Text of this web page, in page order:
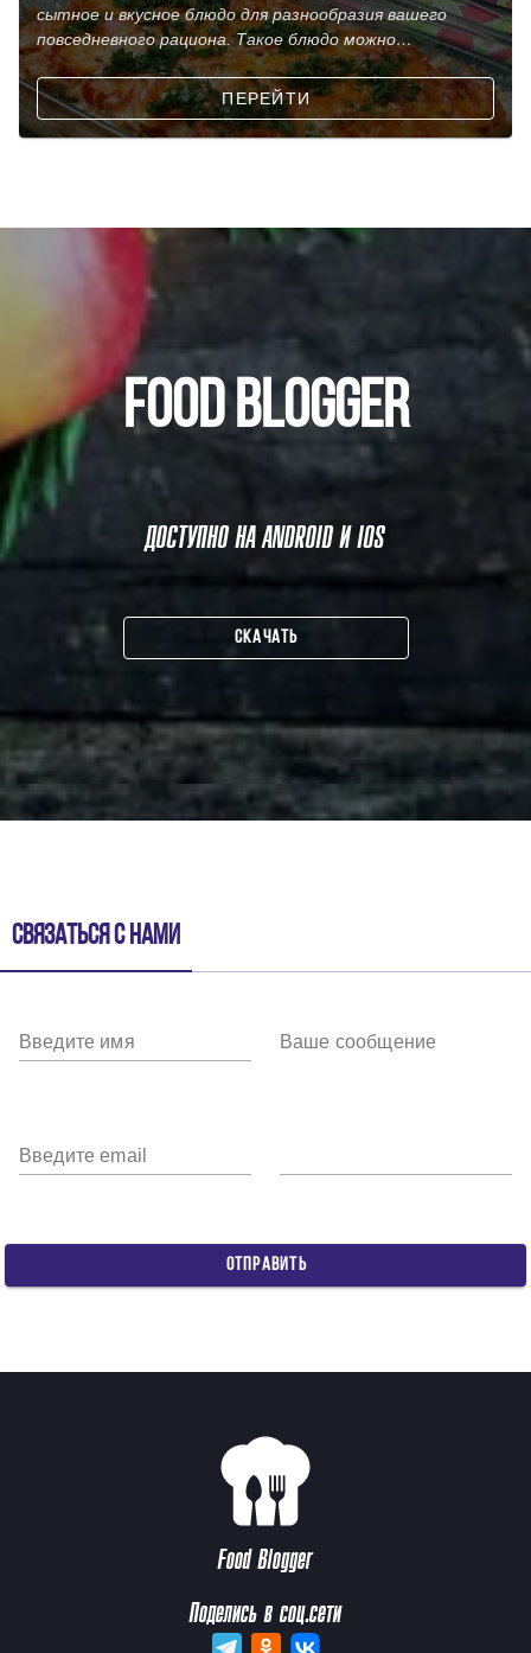
сытное и вкусное блюдо для разнообразия вашего
повседневного рациона. Такое блюдо можно
приготовить д
ПЕРЕЙТИ
FOOD BLOGGER
ДОСТУПНО НА ANDROID И IOS
СКАЧАТЬ
Связаться с нами
Введите имя
Введите email
Ваше сообщение
ОТПРАВИТЬ
Food Blogger
Поделись в соц.сети